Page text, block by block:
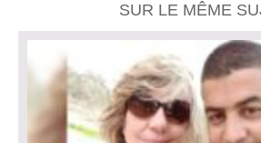
SUR LE MÊME